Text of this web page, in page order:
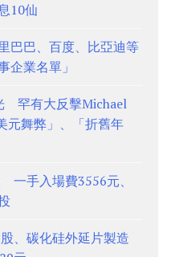
10仙
巴巴、百度、比亞迪等
企業名單」
罕有大反擊Michael
元舞弊」、「折舊年
手入場費3556元、
、碳化硅外延片製造